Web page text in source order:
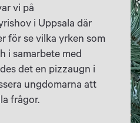
vi på
i Uppsala där
för se vilka yrken som
i samarbete med
det en pizzaugn i
ungdomarna att
frågor.